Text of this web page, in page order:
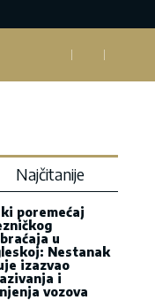
Najčitanije
poremećaj
u
Nestanak
izazvao
i
vozova